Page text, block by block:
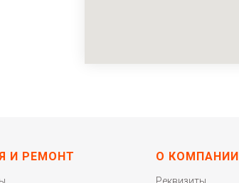
И РЕМОНТ О КОМПАНИИ